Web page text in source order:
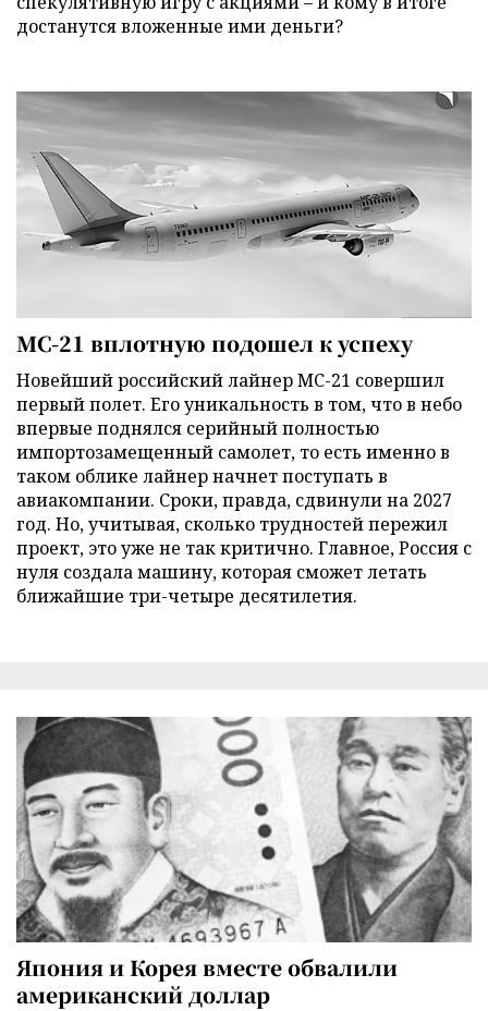
достанутся вложенные ими деньги?
МС-21 вплотную подошел к успеху
Новейший российский лайнер МС-21 совершил
первый полет. Его уникальность в том, что в небо
впервые поднялся серийный полностью
импортозамещенный самолет, то есть именно в
таком облике лайнер начнет поступать в
авиакомпании. Сроки, правда, сдвинули на 2027
год. Но, учитывая, сколько трудностей пережил
проект, это уже не так критично. Главное, Россия с
нуля создала машину, которая сможет летать
ближайшие три-четыре десятилетия.
Япония и Корея вместе обвалили
американский доллар